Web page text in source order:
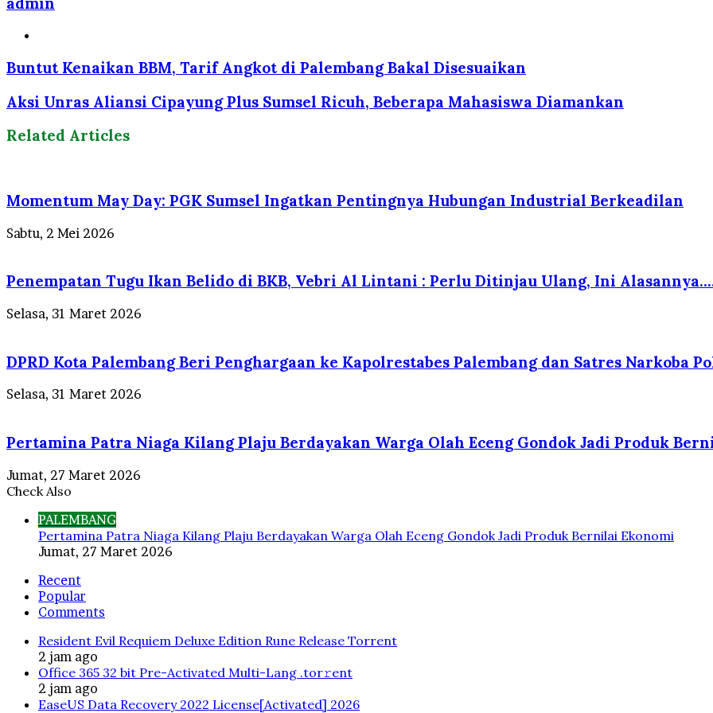
Buntut Kenaikan BBM, Tarif Angkot di Palembang Bakal Disesuaikan
Aksi Unras Aliansi Cipayung Plus Sumsel Ricuh, Beberapa Mahasiswa Diamankan
Related Articles
Momentum May Day: PGK Sumsel Ingatkan Pentingnya Hubungan Industrial Berkeadilan
Sabtu, 2 Mei 2026
Penempatan Tugu Ikan Belido di BKB, Vebri Al Lintani : Perlu Ditinjau Ulang, Ini
Selasa, 31 Maret 2026
DPRD Kota Palembang Beri Penghargaan ke Kapolrestabes Palembang dan Satres Narkoba
Selasa, 31 Maret 2026
Pertamina Patra Niaga Kilang Plaju Berdayakan Warga Olah Eceng Gondok Jadi Produk
Jumat, 27 Maret 2026
Check Also
PALEMBANG
Pertamina Patra Niaga Kilang Plaju Berdayakan Warga Olah Eceng Gondok Jadi Produk Bernilai Ekonomi
Jumat, 27 Maret 2026
Recent
Popular
Comments
Resident Evil Requiem Deluxe Edition Rune Release Torrent
2 jam ago
Office 365 32 bit Pre-Activated Multi-Lang .tоr𝚛еnt
2 jam ago
EaseUS Data Recovery 2022 License[Activated] 2026